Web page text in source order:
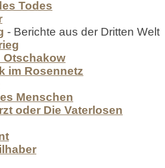
Todes
- Berichte aus der Dritten Welt
Otschakow
im Rosennetz
Menschen
oder Die Vaterlosen